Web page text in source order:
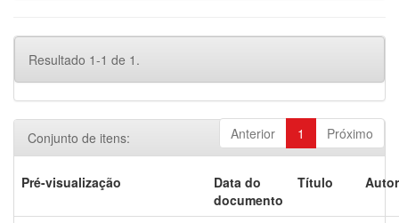
Resultado 1-1 de 1.
Anterior 1 Próximo
Conjunto de itens:
Pré-visualização
Data do
documento
Título